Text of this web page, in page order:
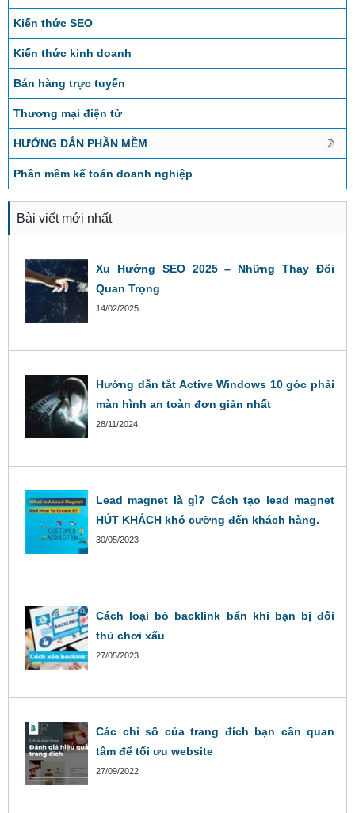
Kiến thức SEO
Kiến thức kinh doanh
Bán hàng trực tuyến
Thương mại điện tử
HƯỚNG DẪN PHẦN MỀM
Phần mềm kế toán doanh nghiệp
Bài viết mới nhất
Xu Hướng SEO 2025 – Những Thay Đổi
Quan Trọng
14/02/2025
Hướng dẫn tắt Active Windows 10 góc phải
màn hình an toàn đơn giản nhất
28/11/2024
Lead magnet là gì? Cách tạo lead magnet
HÚT KHÁCH khó cưỡng đến khách hàng.
30/05/2023
Cách loại bỏ backlink bẩn khi bạn bị đối
thủ chơi xấu
27/05/2023
Các chỉ số của trang đích bạn cần quan
tâm để tối ưu website
27/09/2022